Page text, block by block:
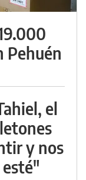
Pehuén
el
y nos
esté"